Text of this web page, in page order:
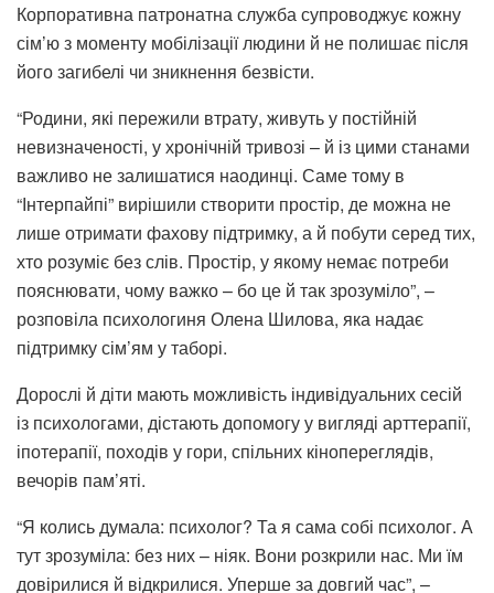
Корпоративна патронатна служба супроводжує кожну
сім’ю з моменту мобілізації людини й не полишає після
його загибелі чи зникнення безвісти.
“Родини, які пережили втрату, живуть у постійній
невизначеності, у хронічній тривозі – й із цими станами
важливо не залишатися наодинці. Саме тому в
“Інтерпайпі” вирішили створити простір, де можна не
лише отримати фахову підтримку, а й побути серед тих,
хто розуміє без слів. Простір, у якому немає потреби
пояснювати, чому важко – бо це й так зрозуміло”, –
розповіла психологиня Олена Шилова, яка надає
підтримку сім’ям у таборі.
Дорослі й діти мають можливість індивідуальних сесій
із психологами, дістають допомогу у вигляді арттерапії,
іпотерапії, походів у гори, спільних кінопереглядів,
вечорів пам’яті.
“Я колись думала: психолог? Та я сама собі психолог. А
тут зрозуміла: без них – ніяк. Вони розкрили нас. Ми їм
довірилися й відкрилися. Уперше за довгий час”, –